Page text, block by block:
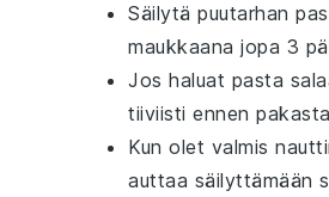
Säilytä puutarhan
maukkaana jopa 3
Jos haluat pasta
tiiviisti ennen
Kun olet valmis
auttaa säilyttämään